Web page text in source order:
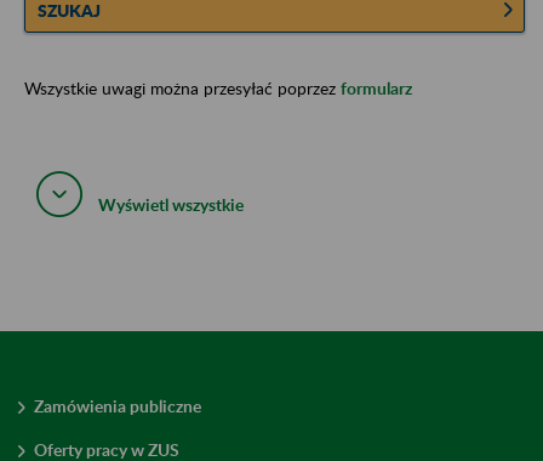
SZUKAJ
Wszystkie uwagi można przesyłać poprzez formularz
Wyświetl wszystkie
Zamówienia publiczne
Oferty pracy w ZUS